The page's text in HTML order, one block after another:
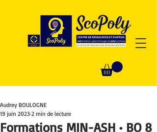
Formations MIN-ASH • BO 8
Audrey BOULOGNE
19 juin 2023 2 min de lecture